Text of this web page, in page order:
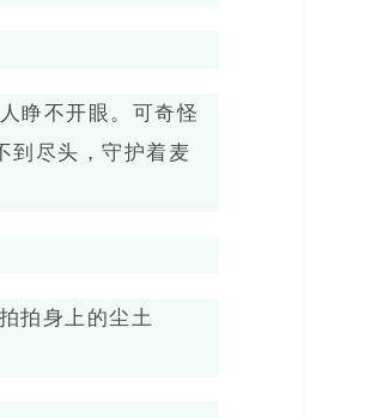
睁不开眼。可奇怪
到尽头，守护着麦
拍身上的尘土